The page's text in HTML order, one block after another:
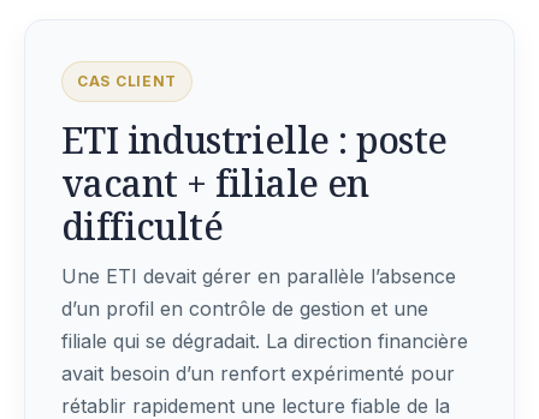
CAS CLIENT
ETI industrielle : poste
vacant + filiale en
difficulté
Une ETI devait gérer en parallèle l’absence
d’un profil en contrôle de gestion et une
filiale qui se dégradait. La direction financière
avait besoin d’un renfort expérimenté pour
rétablir rapidement une lecture fiable de la